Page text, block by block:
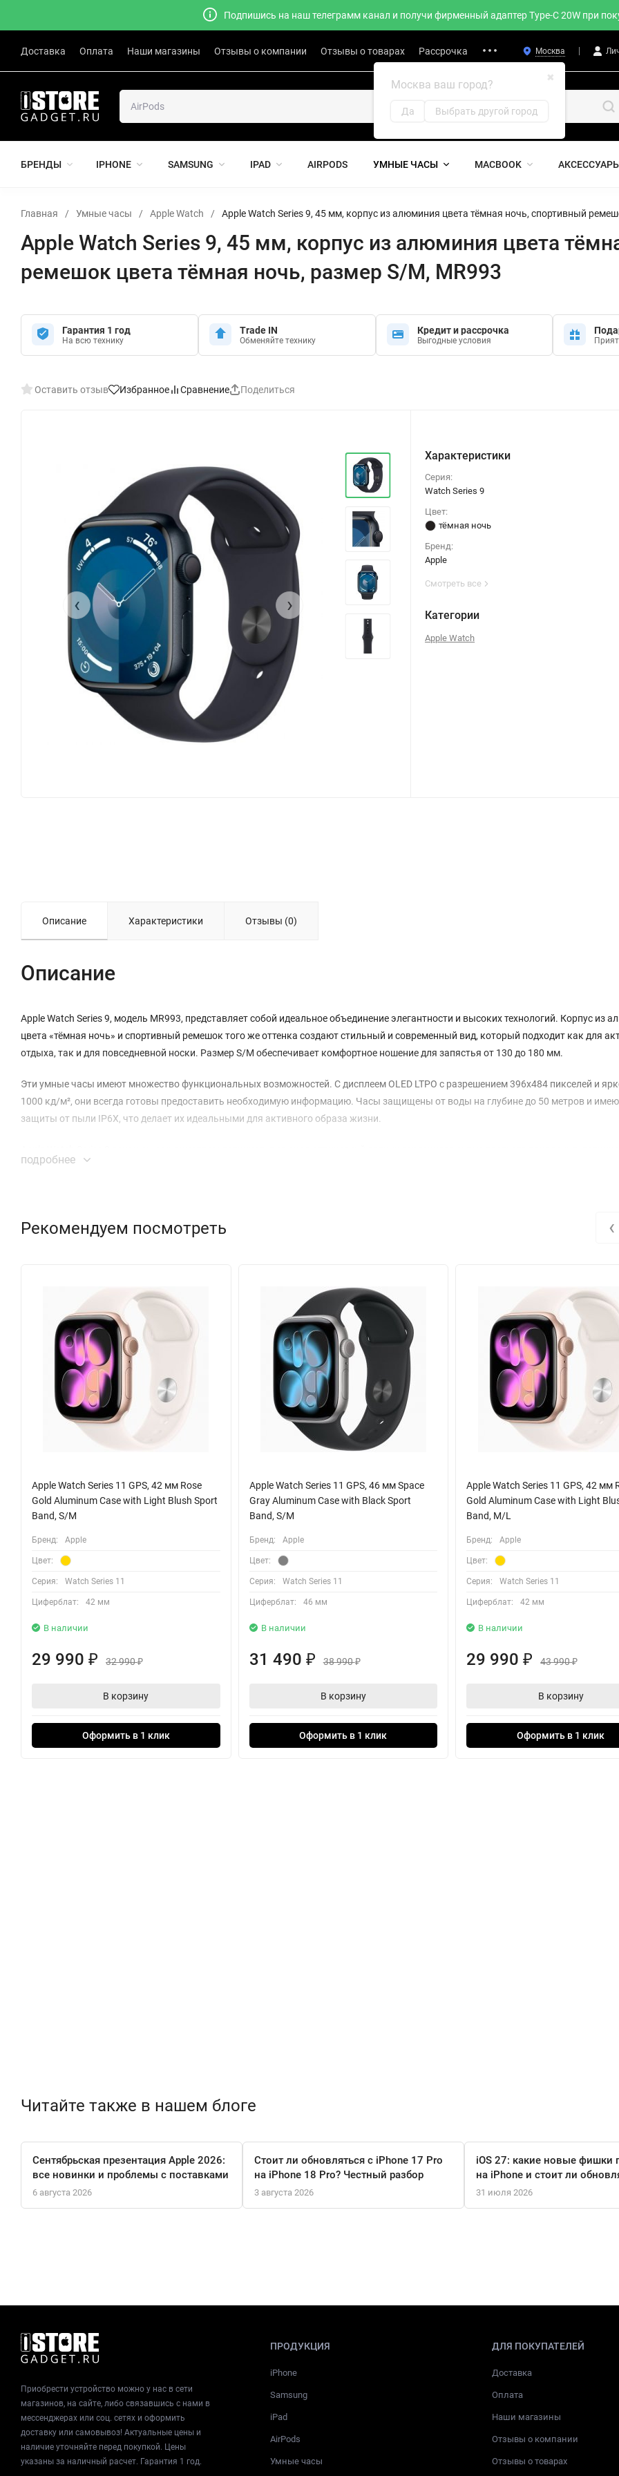
Подпишись на наш телеграмм канал и получи фирменный адаптер Type-C 20W при
Доставка Оплата Наши магазины Отзывы о компании Отзывы о товарах Рассрочка Москва
✖
Москва ваш город?
Да Выбрать другой город
БРЕНДЫ IPHONE SAMSUNG IPAD AIRPODS УМНЫЕ ЧАСЫ MACBOOK
Главная / Умные часы / Apple Watch / Apple Watch Series 9, 45 мм, корпус из алюминия цвета тёмная ночь, спортивный
Apple Watch Series 9, 45 мм, корпус из алюминия цвета
ремешок цвета тёмная ночь, размер S/M, MR993
Гарантия 1 год
На всю технику
Trade IN
Обменяйте технику
Кредит и рассрочка
Выгодные условия
Оставить отзыв Избранное Сравнение Поделиться
‹ ›
Характеристики
Серия:
Watch Series 9
Цвет:
тёмная ночь
Бренд:
Apple
Смотреть все
Категории
Apple Watch
Описание Характеристики Отзывы (0)
Описание
Apple Watch Series 9, модель MR993, представляет собой идеальное объединение элегантности и высоких технологий. Корпус из
цвета «тёмная ночь» и спортивный ремешок того же оттенка создают стильный и современный вид, который подходит как для
отдыха, так и для повседневной носки. Размер S/M обеспечивает комфортное ношение для запястья от 130 до 180 мм.
Эти умные часы имеют множество функциональных возможностей. С дисплеем OLED LTPO с разрешением 396х484 пикселей и
1000 кд/м², они всегда готовы предоставить необходимую информацию. Часы защищены от воды на глубине до 50 метров и
защиты от пыли IP6X, что делает их идеальными для активного образа жизни.
кислорода в крови и электрический датчик сердечной активности. Эти функции позволяют следить за состоянием здоровья в
Часы также поддерживают возможность экстренных вызовов и SOS, что придаёт уверенности в любых ситуациях. Благодаря
Время автономной работы устройства составляет до 18 часов, что позволяет использовать их в течение всего дня без
подзарядки. В комплекте с часами идет кабель USB-C с магнитным креплением для быстрой зарядки, что добавляет удобства в
повседневное использование.
Apple Watch Series 9 — это не просто аксессуар, это ваш личный помощник, который всегда под рукой. Оставайтесь на связи и
своим здоровьем с помощью этого стильного гаджета, который сочетает в себе функциональность и современный дизайн.
подробнее
Рекомендуем посмотреть
Apple Watch Series 11 GPS, 42 мм Rose
Gold Aluminum Case with Light Blush Sport
Band, S/M
Бренд: Apple
Цвет:
Серия: Watch Series 11
Циферблат: 42 мм
В наличии
29 990 ₽ 32 990₽
В корзину
Оформить в 1 клик
Apple Watch Series 11 GPS, 46 мм Space
Gray Aluminum Case with Black Sport
Band, S/M
Бренд: Apple
Цвет:
Серия: Watch Series 11
Циферблат: 46 мм
В наличии
31 490 ₽ 38 990₽
В корзину
Оформить в 1 клик
Apple Watch Series 11 GPS, 42 мм
Gold Aluminum Case with Light
Band, M/L
Бренд: Apple
Цвет:
Серия: Watch Series 11
Циферблат: 42 мм
В наличии
29 990₽ 43 990₽
В корзину
Оформить в 1 клик
‹
Читайте также в нашем блоге
Сентябрьская презентация Apple 2026:
все новинки и проблемы с поставками
6 августа 2026
Стоит ли обновляться с iPhone 17 Pro
на iPhone 18 Pro? Честный разбор
3 августа 2026
iOS 27: какие новые фишки
на iPhone и стоит ли
31 июля 2026
Приобрести устройство можно у нас в сети
магазинов, на сайте, либо связавшись с нами в
мессенджерах или соц. сетях и оформить
доставку или самовывоз! Актуальные цены и
наличие уточняйте перед покупкой. Цены
указаны за наличный расчет. Гарантия 1 год.
ПРОДУКЦИЯ
iPhone
Samsung
iPad
AirPods
Умные часы
ДЛЯ ПОКУПАТЕЛЕЙ
Доставка
Оплата
Наши магазины
Отзывы о компании
Отзывы о товарах